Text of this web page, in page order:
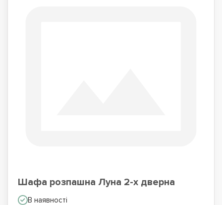
Шафа розпашна Луна 2-х дверна
В наявності